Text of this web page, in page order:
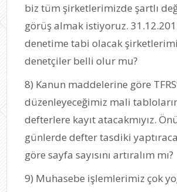
biz tüm şirketlerimizde şartlı
görüş almak istiyoruz.
denetime tabi olacak
denetçiler belli olur mu?
8) Kanun maddelerine göre
düzenleyeceğimiz mali
defterlere kayıt atacakmıyız.
günlerde defter tasdiki
göre sayfa sayısını artıralım mı?
9) Muhasebe işlemlerimiz çok